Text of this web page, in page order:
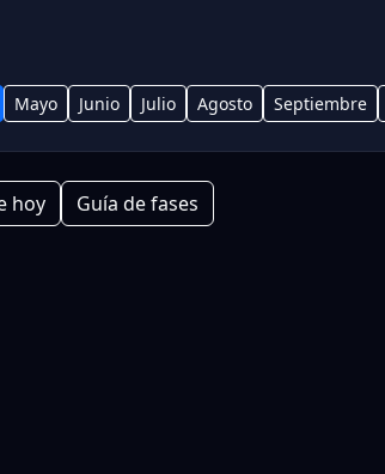
Mayo Junio Julio Agosto Septiembre
hoy Guía de fases